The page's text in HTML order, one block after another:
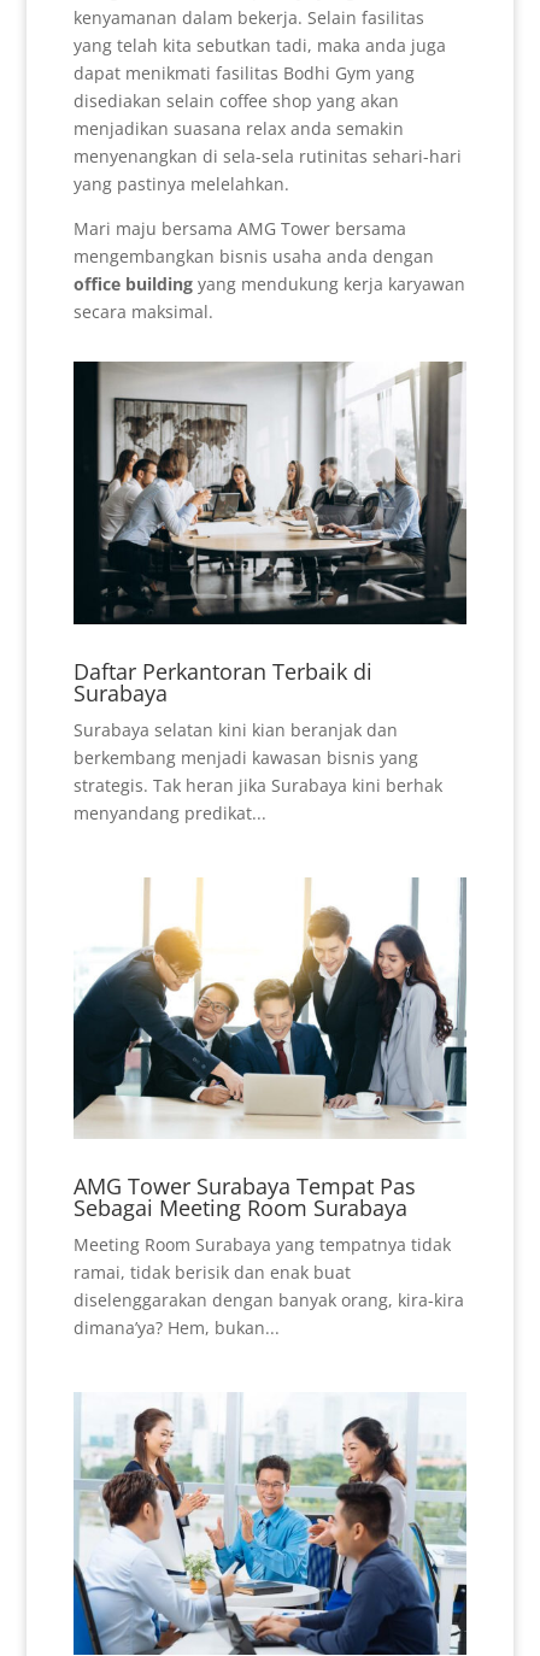
kenyamanan dalam bekerja. Selain fasilitas
yang telah kita sebutkan tadi, maka anda juga
dapat menikmati fasilitas Bodhi Gym yang
disediakan selain coffee shop yang akan
menjadikan suasana relax anda semakin
menyenangkan di sela-sela rutinitas sehari-hari
yang pastinya melelahkan.
Mari maju bersama AMG Tower bersama
mengembangkan bisnis usaha anda dengan
office buildingyang mendukung kerja karyawan
secara maksimal.
Daftar Perkantoran Terbaik di
Surabaya
Surabaya selatan kini kian beranjak dan
berkembang menjadi kawasan bisnis yang
strategis. Tak heran jika Surabaya kini berhak
menyandang predikat...
AMG Tower Surabaya Tempat Pas
Sebagai Meeting Room Surabaya
Meeting Room Surabaya yang tempatnya tidak
ramai, tidak berisik dan enak buat
diselenggarakan dengan banyak orang, kira-kira
dimana’ya? Hem, bukan...